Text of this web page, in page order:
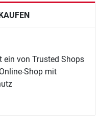
ein von Trusted Shops
Shop mit